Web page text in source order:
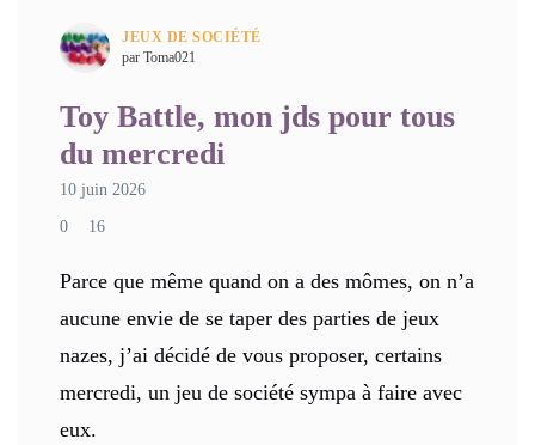
JEUX DE SOCIÉTÉ
par Toma021
Toy Battle, mon jds pour tous
du mercredi
10 juin 2026
0 16
Parce que même quand on a des mômes, on n’a
aucune envie de se taper des parties de jeux
nazes, j’ai décidé de vous proposer, certains
mercredi, un jeu de société sympa à faire avec
eux.